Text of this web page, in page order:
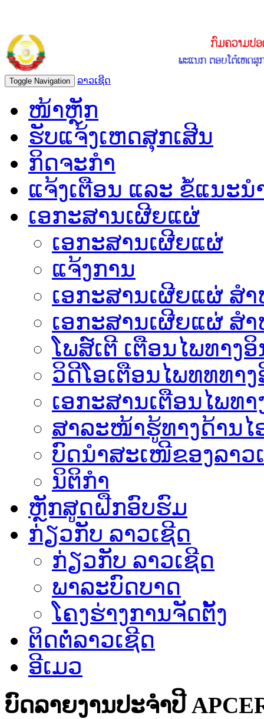
Toggle Navigation ລາວເຊີດ
ໜ້າຫຼັກ
ຮັບແຈ້ງເຫດສຸກເສີນ
ກິດຈະກຳ
ແຈ້ງເຕືອນ ແລະ ຂໍ້ແນະນ
ເອກະສານເຜີຍແຜ່
ເອກະສານເຜີຍແຜ່
ແຈ້ງການ
ເອກະສານເຜີຍແຜ່ ສ
ເອກະສານເຜີຍແຜ່ ສ
ໂພສ໌ເຕີ ເຕືອນໄພທາງອິ
ວິດີໂອເຕືອນໄພທທທາງ
ເອ​ກະ​ສານເຕືອນໄພທາ
ສາລະໜ້າຮູ້ທາງດ້ານໄ
ບົດນຳສະເໜີຂອງລາວ
ນິຕິກຳ
ຫຼັກສູດຝືກອົບຮົມ
ກ່ຽວກັບ ລາວເຊີດ
ກ່ຽວກັບ ລາວເຊີດ
ພາລະບົດບາດ
ໂຄງຮ່າງການຈັດຕັ້ງ
ຕິດຕໍ່ລາວເຊີດ
ອີເມວ
ບົດລາຍງານປະຈຳປີ